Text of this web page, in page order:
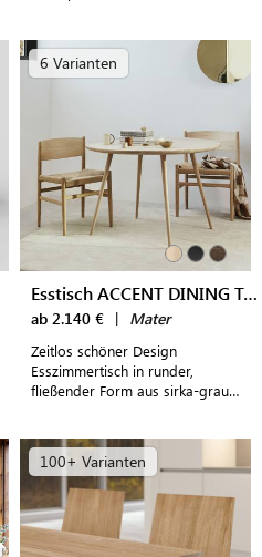
6 Varianten
Esstisch ACCENT DINING TABLE
ab 2.140 € | Mater
Zeitlos schöner Design
Esszimmertisch in runder,
fließender Form aus sirka-grau
100+ Varianten